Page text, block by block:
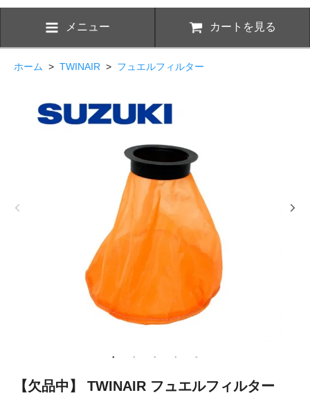
メニュー カートを見る
ホーム > TWINAIR > フュエルフィルター
【欠品中】 TWINAIR フュエルフィルター